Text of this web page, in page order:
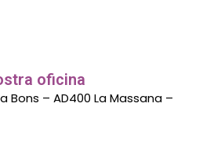
oficina
Bons – AD400 La Massana –